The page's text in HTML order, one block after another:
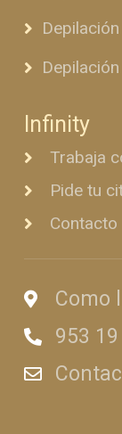
Como
953
Infinity
Trabaja
Pide tu
Contacto